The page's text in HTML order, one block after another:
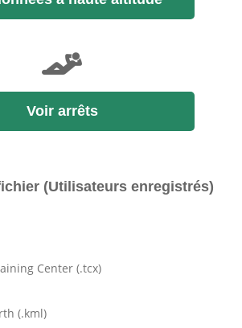
Voir arrêts
(Utilisateurs enregistrés)
Center (.tcx)
(.kml)